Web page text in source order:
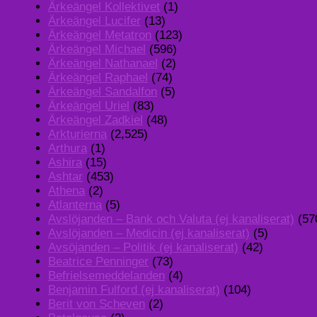
Ärkeängel Kollektivet (1)
Ärkeängel Lucifer (13)
Ärkeängel Metatron (123)
Ärkeängel Michael (596)
Ärkeängel Nathanael (2)
Ärkeängel Raphael (74)
Ärkeängel Sandalfon (5)
Ärkeängel Uriel (83)
Ärkeängel Zadkiel (48)
Arkturierna (2,525)
Arthura (1)
Ashira (15)
Ashtar (453)
Athena (2)
Atlanterna (5)
Avslöjanden – Bank och Valuta (ej kanaliserat)
Avslöjanden – Medicin (ej kanaliserat) (5)
Avsöjanden – Politik (ej kanaliserat) (42)
Beatrice Penninger (73)
Befrielsemeddelanden (4)
Benjamin Fulford (ej kanaliserat) (104)
Berit von Scheven (2)